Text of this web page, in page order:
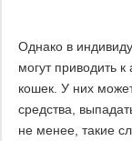
Однако в
могут приводить
кошек. У них
средства,
не менее, такие